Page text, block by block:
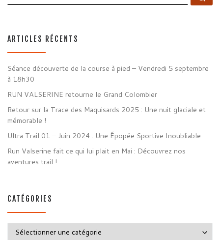
ARTICLES RÉCENTS
Séance découverte de la course à pied – Vendredi 5 septembre
à 18h30
RUN VALSERINE retourne le Grand Colombier
Retour sur la Trace des Maquisards 2025 : Une nuit glaciale et
mémorable !
Ultra Trail 01 – Juin 2024 : Une Épopée Sportive Inoubliable
Run Valserine fait ce qui lui plait en Mai : Découvrez nos
aventures trail !
CATÉGORIES